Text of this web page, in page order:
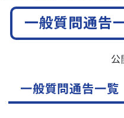
行政
一般質問通告
公
一般質問通告一覧